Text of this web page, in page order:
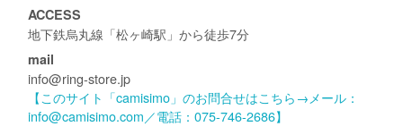
ACCESS
地下鉄烏丸線「松ヶ崎駅」から徒歩7分
mail
info@ring-store.jp
【このサイト「camisimo」のお問合せはこちら→メール：
info@camisimo.com／電話：075-746-2686】